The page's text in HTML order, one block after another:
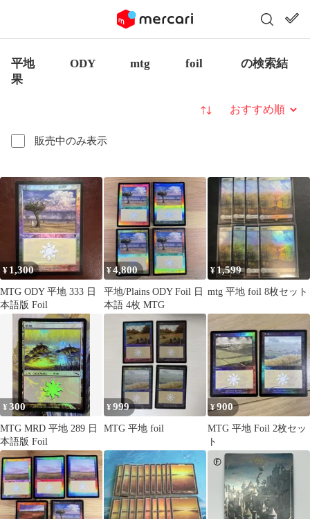
平地 ODY mtg foil の検索結
果
販売中のみ表示
並び替え
¥ 1,300
MTG ODY 平地 333 日
本語版 Foil
¥4,800
平地/Plains ODY Foil 日
本語 4枚 MTG
¥ 1,599
mtg 平地 foil 8枚セット
¥300
MTG MRD 平地 289 日
本語版 Foil
¥999
MTG 平地 foil
¥900
MTG 平地 Foil 2枚セッ
ト